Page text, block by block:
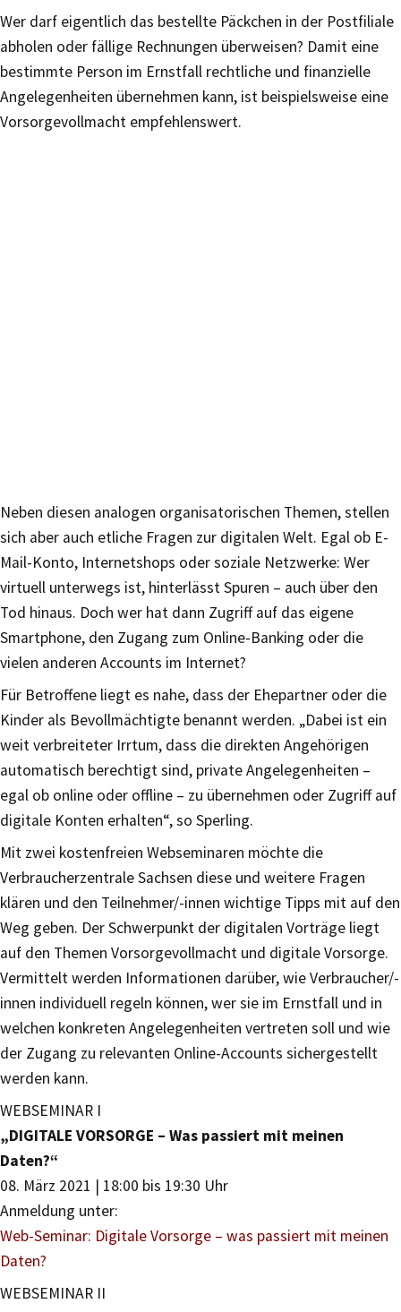
Wer darf eigentlich das bestellte Päckchen in der Postfiliale
abholen oder fällige Rechnungen überweisen? Damit eine
bestimmte Person im Ernstfall rechtliche und finanzielle
Angelegenheiten übernehmen kann, ist beispielsweise eine
Vorsorgevollmacht empfehlenswert.
Neben diesen analogen organisatorischen Themen, stellen
sich aber auch etliche Fragen zur digitalen Welt. Egal ob E-
Mail-Konto, Internetshops oder soziale Netzwerke: Wer
virtuell unterwegs ist, hinterlässt Spuren – auch über den
Tod hinaus. Doch wer hat dann Zugriff auf das eigene
Smartphone, den Zugang zum Online-Banking oder die
vielen anderen Accounts im Internet?
Für Betroffene liegt es nahe, dass der Ehepartner oder die
Kinder als Bevollmächtigte benannt werden. „Dabei ist ein
weit verbreiteter Irrtum, dass die direkten Angehörigen
automatisch berechtigt sind, private Angelegenheiten –
egal ob online oder offline – zu übernehmen oder Zugriff auf
digitale Konten erhalten“, so Sperling.
Mit zwei kostenfreien Webseminaren möchte die
Verbraucherzentrale Sachsen diese und weitere Fragen
klären und den Teilnehmer/-innen wichtige Tipps mit auf den
Weg geben. Der Schwerpunkt der digitalen Vorträge liegt
auf den Themen Vorsorgevollmacht und digitale Vorsorge.
Vermittelt werden Informationen darüber, wie Verbraucher/-
innen individuell regeln können, wer sie im Ernstfall und in
welchen konkreten Angelegenheiten vertreten soll und wie
der Zugang zu relevanten Online-Accounts sichergestellt
werden kann.
WEBSEMINAR I
„DIGITALE VORSORGE – Was passiert mit meinen
Daten?“
08. März 2021 | 18:00 bis 19:30 Uhr
Anmeldung unter:
Web-Seminar: Digitale Vorsorge – was passiert mit meinen
Daten?
WEBSEMINAR II